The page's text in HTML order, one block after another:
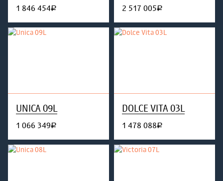
1 846 454руб. 2 517 005руб.
UNICA 09L
1 066 349руб.
DOLCE VITA 03L
1 478 088руб.